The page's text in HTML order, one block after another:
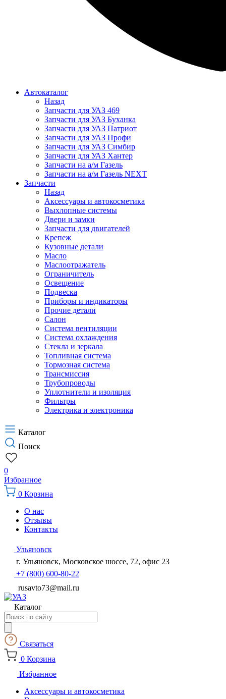
Автокаталог
Назад
Запчасти для УАЗ 469
Запчасти для УАЗ Буханка
Запчасти для УАЗ Патриот
Запчасти для УАЗ Профи
Запчасти для УАЗ Симбир
Запчасти для УАЗ Хантер
Запчасти на а/м Газель
Запчасти на а/м Газель NEXT
Запчасти
Назад
Аксессуары и автокосметика
Выхлопные системы
Двери и замки
Запчасти для двигателей
Крепеж
Кузовные детали
Масло
Маслоотражатель
Ограничитель
Освещение
Подвеска
Приборы и индикаторы
Прочие детали
Салон
Система вентиляции
Система охлаждения
Стекла и зеркала
Топливная система
Тормозная система
Трансмиссия
Трубопроводы
Уплотнители и изоляция
Фильтры
Электрика и электроника
Каталог
Поиск
0
Избранное
0 Корзина
О нас
Отзывы
Контакты
Ульяновск
г. Ульяновск, Московское шоссе, 72, офис 23
+7 (800) 600-80-22
rusavto73@mail.ru
Каталог
Поиск
товаров
Связаться
0 Корзина
Избранное
Аксессуары и автокосметика